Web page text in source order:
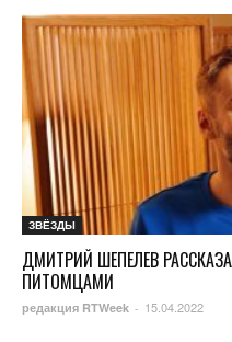
ЗВЁЗДЫ
ДМИТРИЙ ШЕПЕЛЕВ
ПИТОМЦАМИ
редакция RTWeek - 15.04.2022